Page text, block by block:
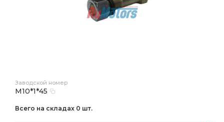
Заводской номер
М10*1*45
Всего на складах 0 шт.